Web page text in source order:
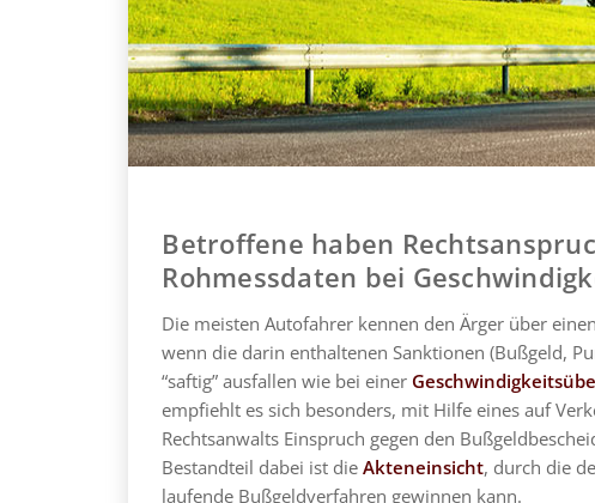
Betroffene haben
Rohmessdaten bei
Die meisten Autofahrer kennen den Ärger über einen
wenn die darin enthaltenen Sanktionen (Bußgeld,
“saftig” ausfallen wie bei einer
empfiehlt es sich besonders, mit Hilfe eines auf
Rechtsanwalts Einspruch gegen den
Bestandteil dabei ist dieAkteneinsicht, durch die
laufende Bußgeldverfahren gewinnen kann.